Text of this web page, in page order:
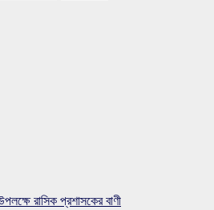
রাসিক প্রশাসকের বাণী